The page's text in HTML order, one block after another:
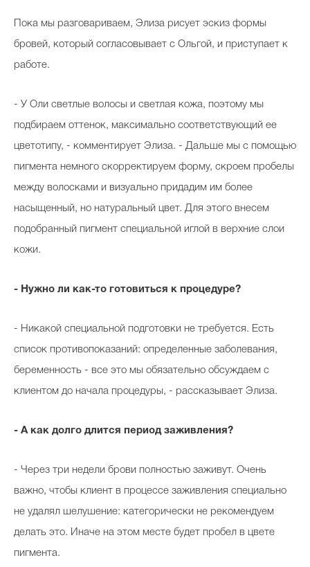
Пока мы разговариваем, Элиза рисует эскиз формы
бровей, который согласовывает с Ольгой, и приступает к
работе.
- У Оли светлые волосы и светлая кожа, поэтому мы
подбираем оттенок, максимально соответствующий ее
цветотипу, - комментирует Элиза. - Дальше мы с помощью
пигмента немного скорректируем форму, скроем пробелы
между волосками и визуально придадим им более
насыщенный, но натуральный цвет. Для этого внесем
подобранный пигмент специальной иглой в верхние слои
кожи.
- Нужно ли как-то готовиться к процедуре?
- Никакой специальной подготовки не требуется. Есть
список противопоказаний: определенные заболевания,
беременность - все это мы обязательно обсуждаем с
клиентом до начала процедуры, - рассказывает Элиза.
- А как долго длится период заживления?
- Через три недели брови полностью заживут. Очень
важно, чтобы клиент в процессе заживления специально
не удалял шелушение: категорически не рекомендуем
делать это. Иначе на этом месте будет пробел в цвете
пигмента.